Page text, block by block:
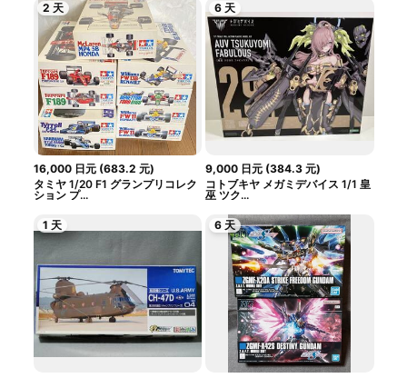
2 天
16,000 日元(683.2 元)
タミヤ 1/20 F1 グランプリコレク
ション プ...
6 天
9,000 日元 (384.3 元)
コトブキヤ メガミデバイス 1/1 皇
巫 ツク...
1 天 6 天